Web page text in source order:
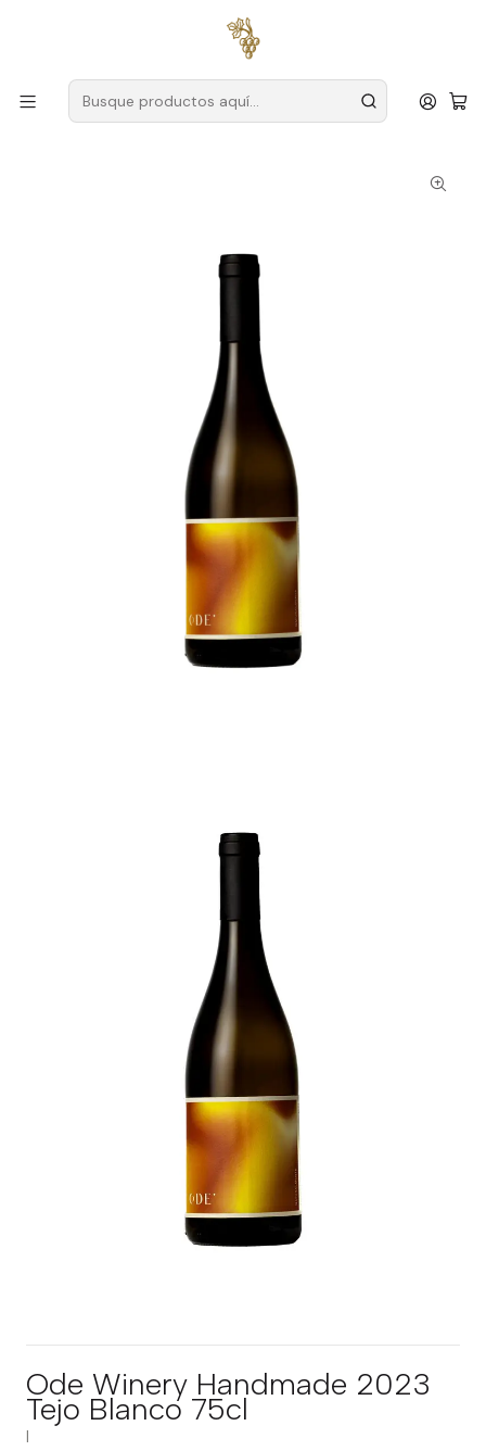
para pedidos superiores a
Productores Tajo
Bodega ODE
Ode Winery Handmade 2023 Tejo Blanco 75cl
Ode Winery Handmade 2023
Tejo Blanco 75cl